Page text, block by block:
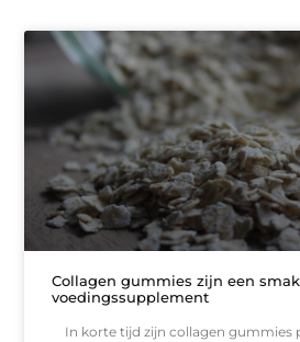
Collagen gummies zijn een
voedingssupplement
In korte tijd zijn collagen gummies